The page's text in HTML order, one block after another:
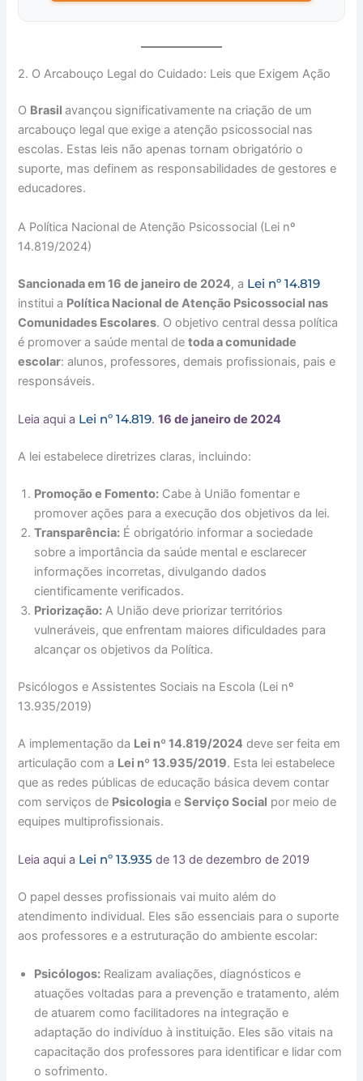
2. O Arcabouço Legal do Cuidado: Leis que Exigem Ação
O Brasilavançou significativamente na criação de um
arcabouço legal que exige a atenção psicossocial nas
escolas. Estas leis não apenas tornam obrigatório o
suporte, mas definem as responsabilidades de gestores e
educadores.
A Política Nacional de Atenção Psicossocial (Lei nº
14.819/2024)
Sancionada em 16 de janeiro de 2024, a Lei nº 14.819
institui a Política Nacional de Atenção Psicossocial nas
Comunidades Escolares. O objetivo central dessa política
é promover a saúde mental detoda a comunidade
escolar: alunos, professores, demais profissionais, pais e
responsáveis.
Leia aqui a Lei nº 14.819.16 de janeiro de 2024
A lei estabelece diretrizes claras, incluindo:
Promoção e Fomento: Cabe à União fomentar e
promover ações para a execução dos objetivos da lei.
Transparência: É obrigatório informar a sociedade
sobre a importância da saúde mental e esclarecer
informações incorretas, divulgando dados
cientificamente verificados.
Priorização: A União deve priorizar territórios
vulneráveis, que enfrentam maiores dificuldades para
alcançar os objetivos da Política.
Psicólogos e Assistentes Sociais na Escola (Lei nº
13.935/2019)
A implementação da Lei nº 14.819/2024 deve ser feita em
articulação com a Lei nº 13.935/2019. Esta lei estabelece
que as redes públicas de educação básica devem contar
com serviços de Psicologia eServiço Social por meio de
equipes multiprofissionais.
Leia aqui a Lei nº 13.935 de 13 de dezembro de 2019
O papel desses profissionais vai muito além do
atendimento individual. Eles são essenciais para o suporte
aos professores e a estruturação do ambiente escolar:
Psicólogos: Realizam avaliações, diagnósticos e
atuações voltadas para a prevenção e tratamento, além
de atuarem como facilitadores na integração e
adaptação do indivíduo à instituição. Eles são vitais na
capacitação dos professores para identificar e lidar com
o sofrimento.